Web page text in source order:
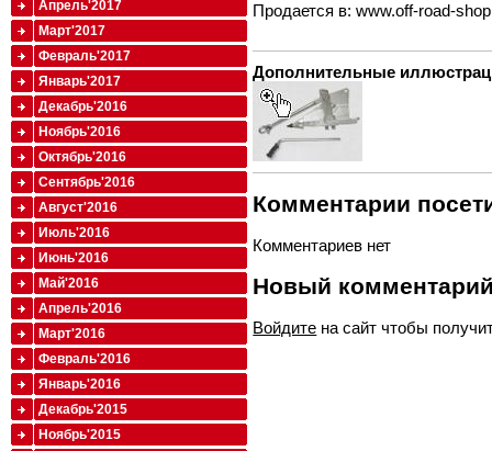
Продается в: www.off-road-
Дополнительные
Комментарии
Комментариев нет
Новый
Войдите на сайт чтобы
Апрель'2017
Март'2017
Февраль'2017
Январь'2017
Декабрь'2016
Ноябрь'2016
Октябрь'2016
Сентябрь'2016
Август'2016
Июль'2016
Июнь'2016
Май'2016
Апрель'2016
Март'2016
Февраль'2016
Январь'2016
Декабрь'2015
Ноябрь'2015